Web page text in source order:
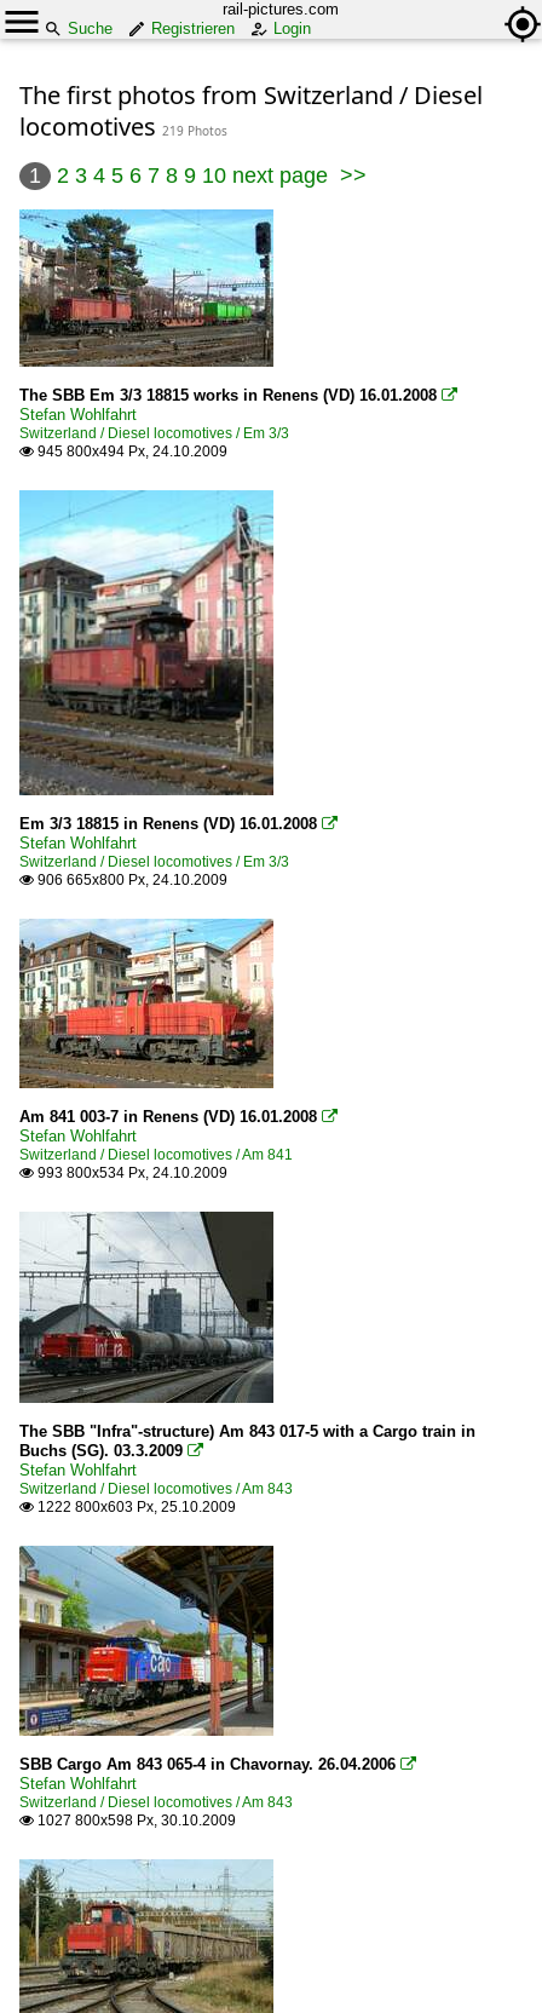
rail-pictures.com
Suche
Registrieren Login
The first photos from Switzerland / Diesel
locomotives 219 Photos
1 2 3 4 5 6 7 8 9 10 next page >>
The SBB Em 3/3 18815 works in Renens (VD) 16.01.2008 
Stefan Wohlfahrt
Switzerland / Diesel locomotives / Em 3/3
 945 800x494 Px, 24.10.2009
Em 3/3 18815 in Renens (VD) 16.01.2008 
Stefan Wohlfahrt
Switzerland / Diesel locomotives / Em 3/3
 906 665x800 Px, 24.10.2009
Am 841 003-7 in Renens (VD) 16.01.2008 
Stefan Wohlfahrt
Switzerland / Diesel locomotives / Am 841
 993 800x534 Px, 24.10.2009
The SBB "Infra"-structure) Am 843 017-5 with a Cargo train in
Buchs (SG). 03.3.2009 
Stefan Wohlfahrt
Switzerland / Diesel locomotives / Am 843
 1222 800x603 Px, 25.10.2009
SBB Cargo Am 843 065-4 in Chavornay. 26.04.2006 
Stefan Wohlfahrt
Switzerland / Diesel locomotives / Am 843
 1027 800x598 Px, 30.10.2009